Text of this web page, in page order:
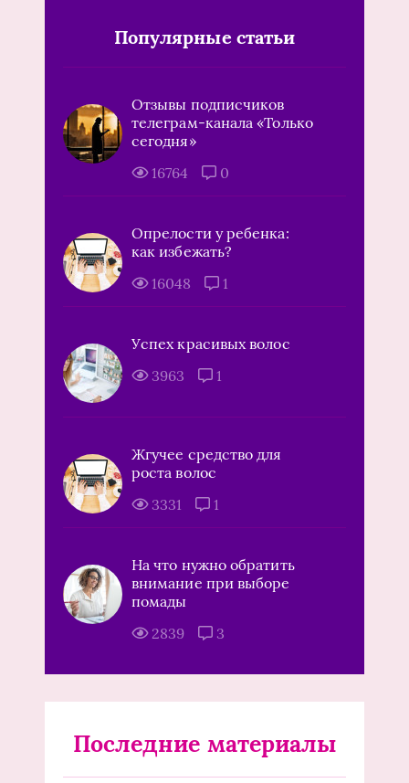
Популярные статьи
Отзывы подписчиков
телеграм-канала «Только
сегодня»
16764
0
Опрелости у ребенка:
как избежать?
16048
1
Успех красивых волос
3963
1
Жгучее средство для
роста волос
3331
1
На что нужно обратить
внимание при выборе
помады
2839
3
Последние материалы